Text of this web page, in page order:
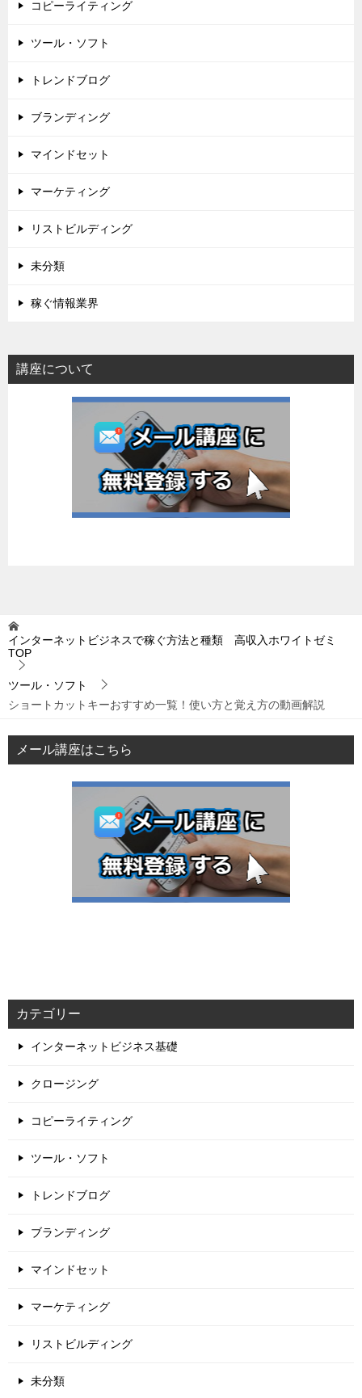
コピーライティング
ツール・ソフト
トレンドブログ
ブランディング
マインドセット
マーケティング
リストビルディング
未分類
稼ぐ情報業界
講座について
インターネットビジネスで稼ぐ方法と種類 高収入ホワイトゼミ
TOP
ツール・ソフト
ショートカットキーおすすめ一覧！使い方と覚え方の動画解説
メール講座はこちら
カテゴリー
インターネットビジネス基礎
クロージング
コピーライティング
ツール・ソフト
トレンドブログ
ブランディング
マインドセット
マーケティング
リストビルディング
未分類